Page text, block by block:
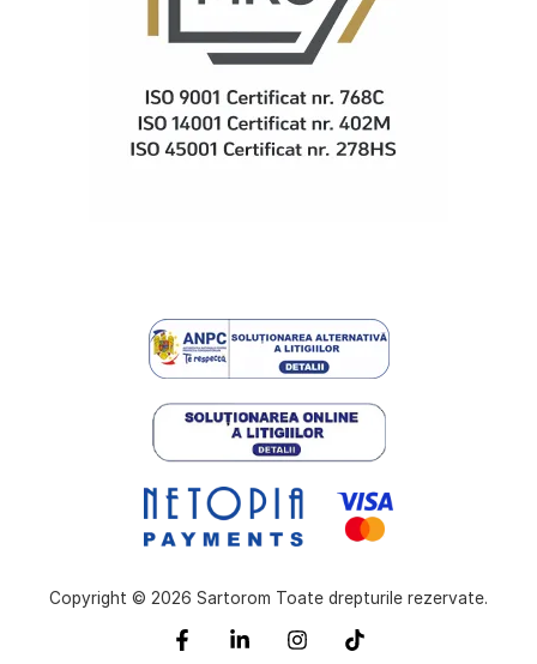
Copyright © 2026 Sartorom Toate drepturile rezervate.